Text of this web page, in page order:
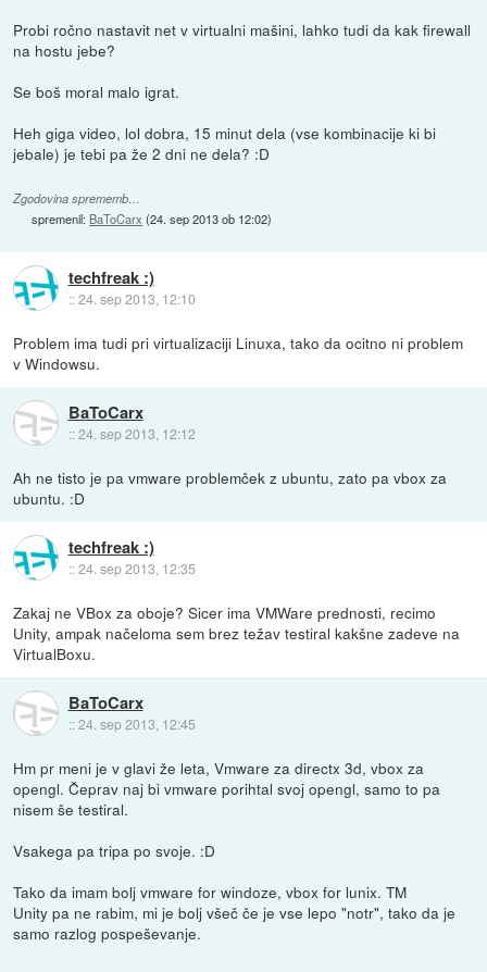
Probi ročno nastavit net v virtualni mašini, lahko tudi da kak firewall
na hostu jebe?
Se boš moral malo igrat.
Heh giga video, lol dobra, 15 minut dela (vse kombinacije ki bi
jebale) je tebi pa že 2 dni ne dela? :D
Zgodovina sprememb…
spremenil: BaToCarx (24. sep 2013 ob 12:02)
techfreak :)
::24. sep 2013, 12:10
Problem ima tudi pri virtualizaciji Linuxa, tako da ocitno ni problem
v Windowsu.
BaToCarx
::24. sep 2013, 12:12
Ah ne tisto je pa vmware problemček z ubuntu, zato pa vbox za
ubuntu. :D
techfreak :)
::24. sep 2013, 12:35
Zakaj ne VBox za oboje? Sicer ima VMWare prednosti, recimo
Unity, ampak načeloma sem brez težav testiral kakšne zadeve na
VirtualBoxu.
BaToCarx
::24. sep 2013, 12:45
Hm pr meni je v glavi že leta, Vmware za directx 3d, vbox za
opengl. Čeprav naj bi vmware porihtal svoj opengl, samo to pa
nisem še testiral.
Vsakega pa tripa po svoje. :D
Tako da imam bolj vmware for windoze, vbox for lunix. TM
Unity pa ne rabim, mi je bolj všeč če je vse lepo "notr", tako da je
samo razlog pospeševanje.